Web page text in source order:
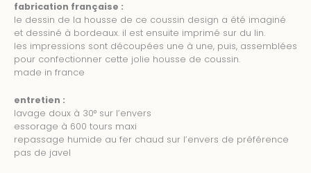
fabrication française :
le dessin de la housse de ce coussin design a été imaginé
et dessiné à bordeaux. il est ensuite imprimé sur du lin.
les impressions sont découpées une à une, puis, assemblées
pour confectionner cette jolie housse de coussin.
made in france
entretien :
lavage doux à 30° sur l’envers
essorage à 600 tours maxi
repassage humide au fer chaud sur l’envers de préférence
pas de javel